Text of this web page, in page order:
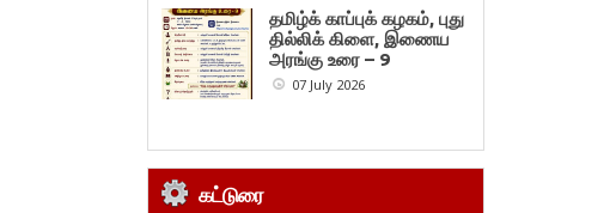
தமிழ்க் காப்புக் கழகம், புது
தில்லிக் கிளை, இணைய
அரங்கு உரை – 9
07 July 2026
கட்டுரை